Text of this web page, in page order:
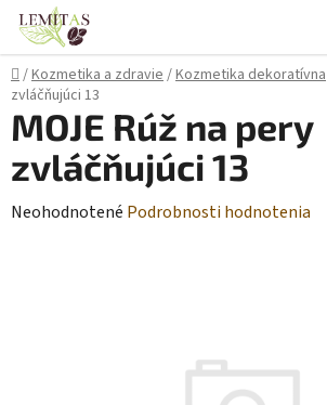
Prejsť
obsah
Domov
/Kozmetika a zdravie/Kozmetika dekoratívna
zvláčňujúci 13
MOJE Rúž na pery
zvláčňujúci 13
Priemerné
Neohodnotené Podrobnosti hodnotenia